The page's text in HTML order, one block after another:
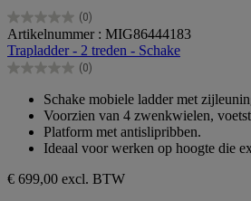
(0)
0.0
van
de
5
Artikelnummer : MIG86444183
Trapladder - 2 treden - Schake
(0)
0.0
sterren.
Schake mobiele ladder met
Voorzien van 4 zwenkwielen,
Platform met antislipribben.
Ideaal voor werken op hoogte die
€ 699,00 excl. BTW